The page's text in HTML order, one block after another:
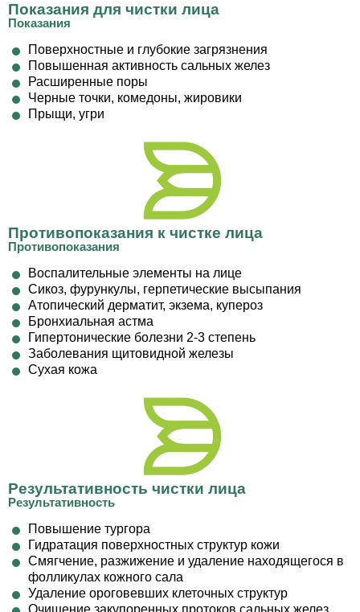
Показания для чистки лица
Показания
Поверхностные и глубокие загрязнения
Повышенная активность сальных желез
Расширенные поры
Черные точки, комедоны, жировики
Прыщи, угри
Противопоказания к чистке лица
Противопоказания
Воспалительные элементы на лице
Сикоз, фурункулы, герпетические высыпания
Атопический дерматит, экзема, купероз
Бронхиальная астма
Гипертонические болезни 2-3 степень
Заболевания щитовидной железы
Сухая кожа
Результативность чистки лица
Результативность
Повышение тургора
Гидратация поверхностных структур кожи
Смягчение, разжижение и удаление находящегося в
фолликулах кожного сала
Удаление ороговевших клеточных структур
Очищение закупоренных протоков сальных желез